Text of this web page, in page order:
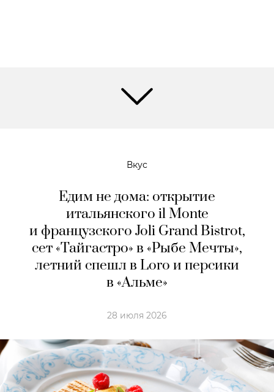
Вкус
Едим не дома: открытие
итальянского il Monte
и французского Joli Grand Bistrot,
сет «Тайгастро» в «Рыбе Мечты»,
летний спешл в Loro и персики
в «Альме»
28 июля 2026